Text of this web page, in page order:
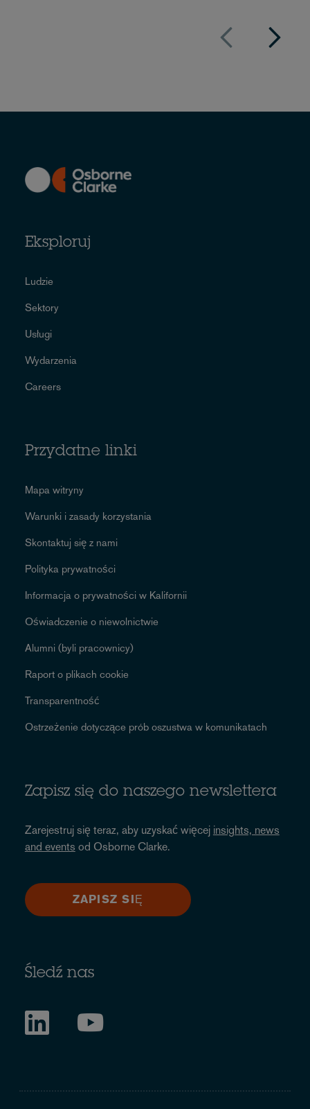
Eksploruj
Ludzie
Sektory
Usługi
Wydarzenia
Careers
Przydatne linki
Mapa witryny
Warunki i zasady korzystania
Skontaktuj się z nami
Polityka prywatności
Informacja o prywatności w Kalifornii
Oświadczenie o niewolnictwie
Alumni (byli pracownicy)
Raport o plikach cookie
Transparentność
Ostrzeżenie dotyczące prób oszustwa w komunikatach
Zapisz się do naszego newslettera
Zarejestruj się teraz, aby uzyskać więcej insights, news
and events od Osborne Clarke.
ZAPISZ SIĘ
Śledź nas